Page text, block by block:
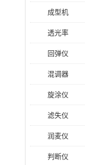
成型机
透光率
回弹仪
混调器
旋涂仪
滤失仪
润麦仪
判断仪